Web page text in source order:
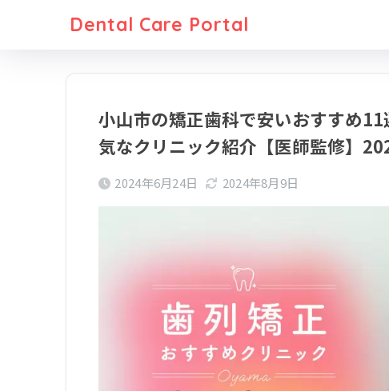
Dental Care Portal
小山市の矯正歯科で安いおすすめ
気なクリニック紹介【医師監修】
2024年6月24日 2024年8月9日